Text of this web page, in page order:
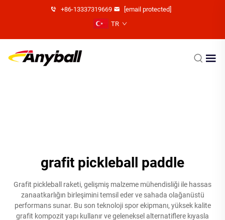
+86-13337319669
[email protected]
TR
grafit pickleball paddle
Grafit pickleball raketi, gelişmiş malzeme mühendisliği ile hassas
zanaatkarlığın birleşimini temsil eder ve sahada olağanüstü
performans sunar. Bu son teknoloji spor ekipmanı, yüksek kalite
grafit kompozit yapı kullanır ve geleneksel alternatiflere kıyasla